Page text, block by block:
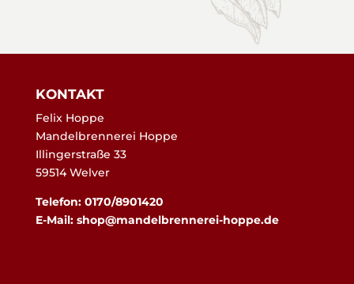
KONTAKT
Felix Hoppe
Mandelbrennerei Hoppe
Illingerstraße 33
59514 Welver
Telefon: 0170/8901420
E-Mail:shop@mandelbrennerei-hoppe.de